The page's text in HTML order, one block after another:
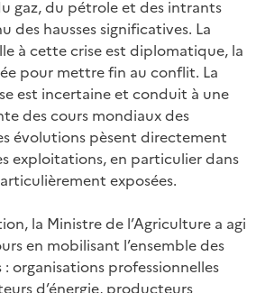
gaz, du pétrole et des intrants
des hausses significatives. La
à cette crise est diplomatique, la
pour mettre fin au conflit. La
est incertaine et conduit à une
des cours mondiaux des
évolutions pèsent directement
exploitations, en particulier dans
exposées.
la Ministre de l’Agriculture a agi
en mobilisant l’ensemble des
organisations professionnelles
d’énergie, producteurs